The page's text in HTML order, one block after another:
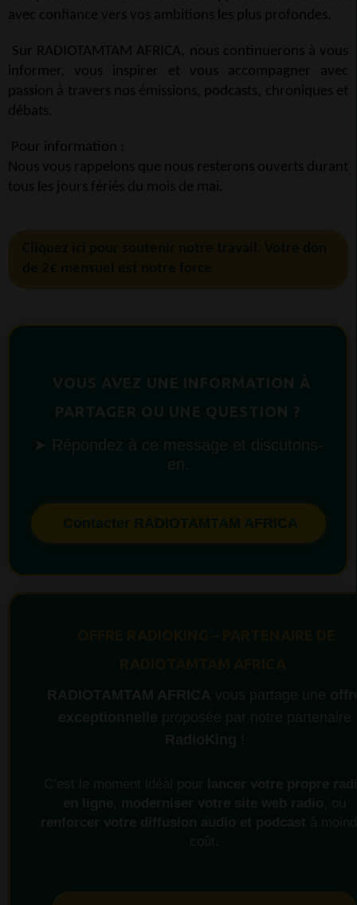
avec confiance vers vos ambitions les plus profondes.
Sur RADIOTAMTAM AFRICA, nous continuerons à vous
informer, vous inspirer et vous accompagner avec
passion à travers nos émissions, podcasts, chroniques et
débats.
Pour information :
Nous vous rappelons que nous resterons ouverts durant
tous les jours fériés du mois de mai.
➤ Répondez à ce message et discutons-
en.
Contacter RADIOTAMTAM AFRICA
RADIOTAMTAM AFRICA vous partage une
exceptionnelle proposée par notre partenaire
RadioKing !
C’est le moment idéal pour
lancer votre propre
en ligne, moderniser votre site web radio, ou
renforcer votre diffusion audio et podcast à
coût.